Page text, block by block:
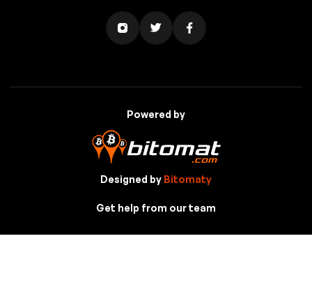
Powered by
Designed by Bitomaty
Get help from our team